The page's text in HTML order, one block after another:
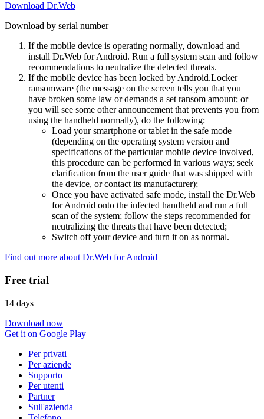
Download Dr.Web
Download by serial number
If the mobile device is operating normally, download and
install Dr.Web for Android. Run a full system scan and follow
recommendations to neutralize the detected threats.
If the mobile device has been locked by Android.Locker
ransomware (the message on the screen tells you that you
have broken some law or demands a set ransom amount; or
you will see some other announcement that prevents you from
using the handheld normally), do the following:
Load your smartphone or tablet in the safe mode
(depending on the operating system version and
specifications of the particular mobile device involved,
this procedure can be performed in various ways; seek
clarification from the user guide that was shipped with
the device, or contact its manufacturer);
Once you have activated safe mode, install the Dr.Web
for Android onto the infected handheld and run a full
scan of the system; follow the steps recommended for
neutralizing the threats that have been detected;
Switch off your device and turn it on as normal.
Find out more about Dr.Web for Android
Free trial
14 days
Download now
Get it on Google Play
Per privati
Per aziende
Supporto
Per utenti
Partner
Sull'azienda